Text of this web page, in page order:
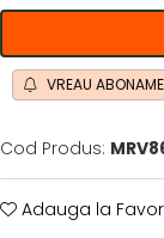
VREAU
Cod Produs:
Adauga la